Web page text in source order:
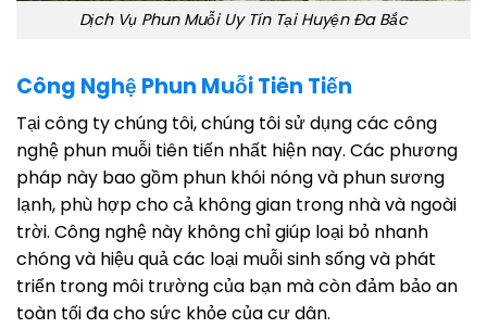
Dịch Vụ Phun Muỗi Uy Tín Tại Huyện Đa Bắc
Công Nghệ Phun Muỗi Tiên Tiến
Tại công ty chúng tôi, chúng tôi sử dụng các công
nghệ phun muỗi tiên tiến nhất hiện nay. Các phương
pháp này bao gồm phun khói nóng và phun sương
lạnh, phù hợp cho cả không gian trong nhà và ngoài
trời. Công nghệ này không chỉ giúp loại bỏ nhanh
chóng và hiệu quả các loại muỗi sinh sống và phát
triển trong môi trường của bạn mà còn đảm bảo an
toàn tối đa cho sức khỏe của cư dân.